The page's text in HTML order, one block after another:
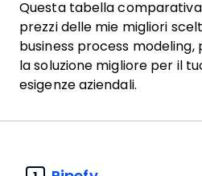
Questa tabella
prezzi delle mie migliori
business process
la soluzione migliore per il
esigenze aziendali.